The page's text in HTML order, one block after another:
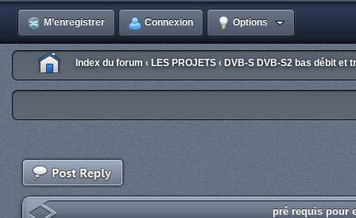
M’enregistrer Connexion Options
Index du forum ‹ LES PROJETS ‹ DVB-S DVB-S2 bas débit et
pré requis pour